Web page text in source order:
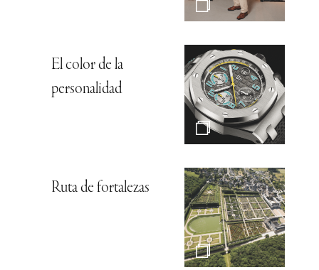
El color de la
personalidad
Ruta de fortalezas